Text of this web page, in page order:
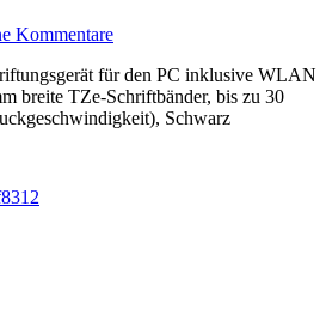
Kommentare
für den PC inklusive WLAN
breite TZe-Schriftbänder, bis zu 30
Schwarz